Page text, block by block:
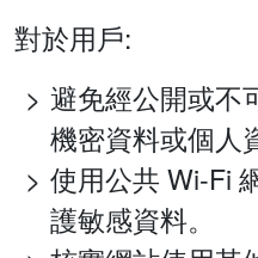
對於用戶:
避免經公開或不
機密資料或個人
使用公共 Wi-Fi
護敏感資料。